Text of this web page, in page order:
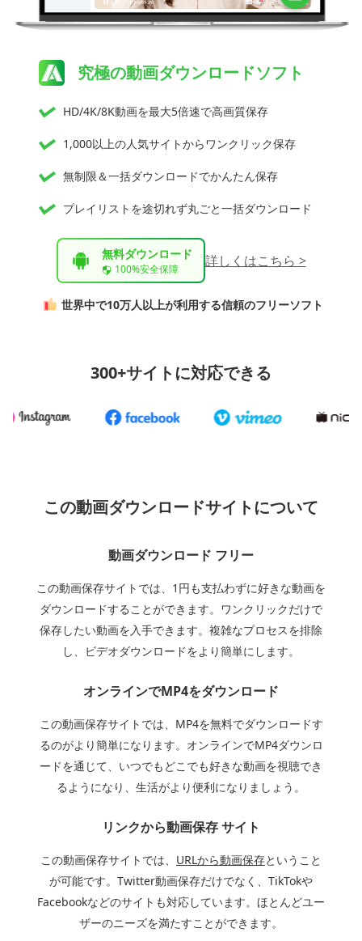
究極の動画ダウンロードソフト
HD/4K/8K動画を最大5倍速で高画質保存
1,000以上の人気サイトからワンクリック保存
無制限＆一括ダウンロードでかんたん保存
プレイリストを途切れず丸ごと一括ダウンロード
無料ダウンロード
100%安全保障 詳しくはこちら >
世界中で10万人以上が利用する信頼のフリーソフト
300+サイトに対応できる
この動画ダウンロードサイトについて
動画ダウンロード フリー
この動画保存サイトでは、1円も支払わずに好きな動画を
ダウンロードすることができます。ワンクリックだけで
保存したい動画を入手できます。複雑なプロセスを排除
し、ビデオダウンロードをより簡単にします。
オンラインでMP4をダウンロード
この動画保存サイトでは、MP4を無料でダウンロードす
るのがより簡単になります。オンラインでMP4ダウンロ
ードを通じて、いつでもどこでも好きな動画を視聴でき
るようになり、生活がより便利になりましょう。
リンクから動画保存 サイト
この動画保存サイトでは、 URLから動画保存ということ
が可能です。Twitter動画保存だけでなく、TikTokや
Facebookなどのサイトも対応しています。ほとんどユー
ザーのニーズを満たすことができます。